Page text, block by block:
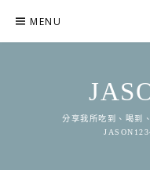
content
MENU
分享我所吃到、喝到